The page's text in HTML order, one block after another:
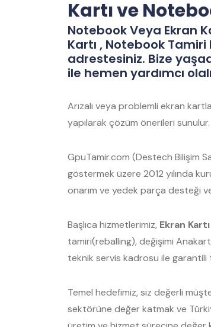
Kartı ve
Notebook Veya Ekran
Kartı , Notebook Tamiri
adrestesiniz. Bize
ile hemen yardımcı
Arızalı veya problemli ekran
yapılarak çözüm önerileri sunulur.
GpuTamir.com (Destech Bilişim
göstermek üzere 2012 yılında
onarım ve yedek parça desteği
Başlıca hizmetlerimiz, Ekran
tamiri(reballing), değişimi
teknik servis kadrosu ile garantili
Temel hedefimiz, siz değerli
sektörüne değer katmak ve